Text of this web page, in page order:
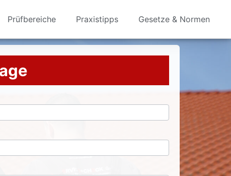
Prüfbereiche Praxistipps Gesetze & Normen